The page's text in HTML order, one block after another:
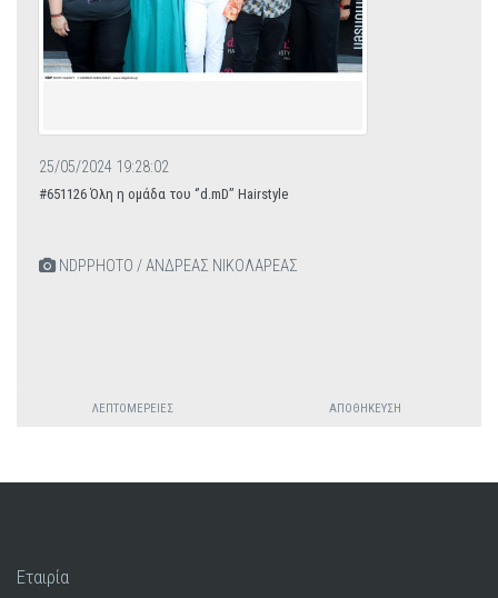
25/05/2024 19:28:02
#651126 Όλη η ομάδα του ‘’d.mD’’ Hairstyle
NDPPHOTO / ΑΝΔΡΕΑΣ ΝΙΚΟΛΑΡΕΑΣ
ΛΕΠΤΟΜΈΡΕΙΕΣ ΑΠΟΘΉΚΕΥΣΗ
Εταιρία